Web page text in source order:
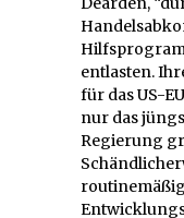
entlasten.
für das US-
nur das
Regierung